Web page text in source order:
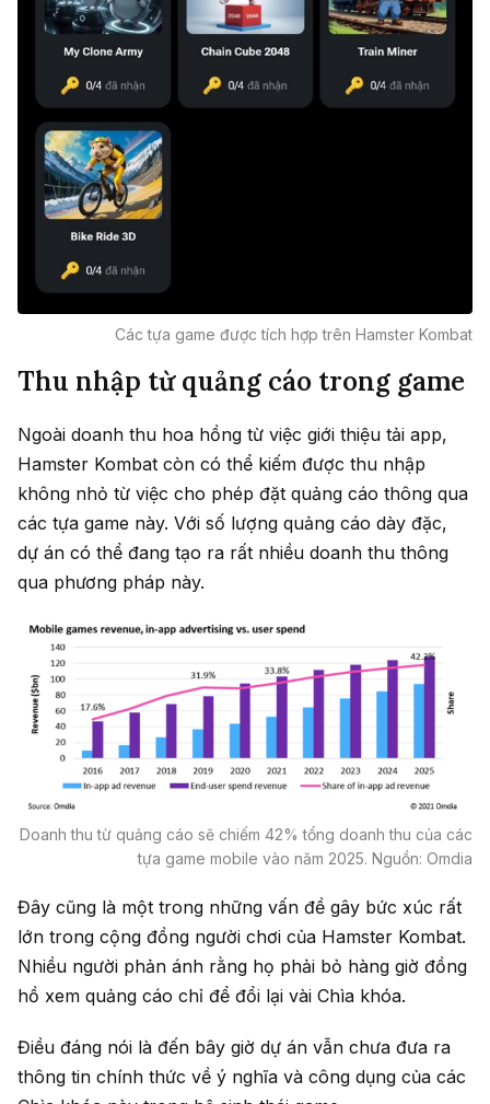
Các tựa game được tích hợp trên Hamster Kombat
Thu nhập từ quảng cáo trong game
Ngoài doanh thu hoa hồng từ việc giới thiệu tải app,
Hamster Kombat còn có thể kiếm được thu nhập
không nhỏ từ việc cho phép đặt quảng cáo thông qua
các tựa game này. Với số lượng quảng cáo dày đặc,
dự án có thể đang tạo ra rất nhiều doanh thu thông
qua phương pháp này.
Doanh thu từ quảng cáo sẽ chiếm 42% tổng doanh thu của các
tựa game mobile vào năm 2025. Nguồn: Omdia
Đây cũng là một trong những vấn đề gây bức xúc rất
lớn trong cộng đồng người chơi của Hamster Kombat.
Nhiều người phản ánh rằng họ phải bỏ hàng giờ đồng
hồ xem quảng cáo chỉ để đổi lại vài Chìa khóa.
Điều đáng nói là đến bây giờ dự án vẫn chưa đưa ra
thông tin chính thức về ý nghĩa và công dụng của các